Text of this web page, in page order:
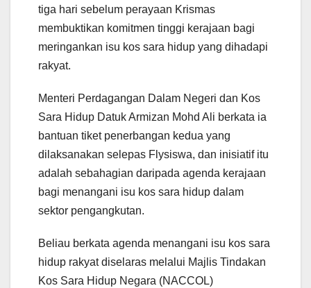
tiga hari sebelum perayaan Krismas
membuktikan komitmen tinggi kerajaan bagi
meringankan isu kos sara hidup yang dihadapi
rakyat.
Menteri Perdagangan Dalam Negeri dan Kos
Sara Hidup Datuk Armizan Mohd Ali berkata ia
bantuan tiket penerbangan kedua yang
dilaksanakan selepas Flysiswa, dan inisiatif itu
adalah sebahagian daripada agenda kerajaan
bagi menangani isu kos sara hidup dalam
sektor pengangkutan.
Beliau berkata agenda menangani isu kos sara
hidup rakyat diselaras melalui Majlis Tindakan
Kos Sara Hidup Negara (NACCOL)